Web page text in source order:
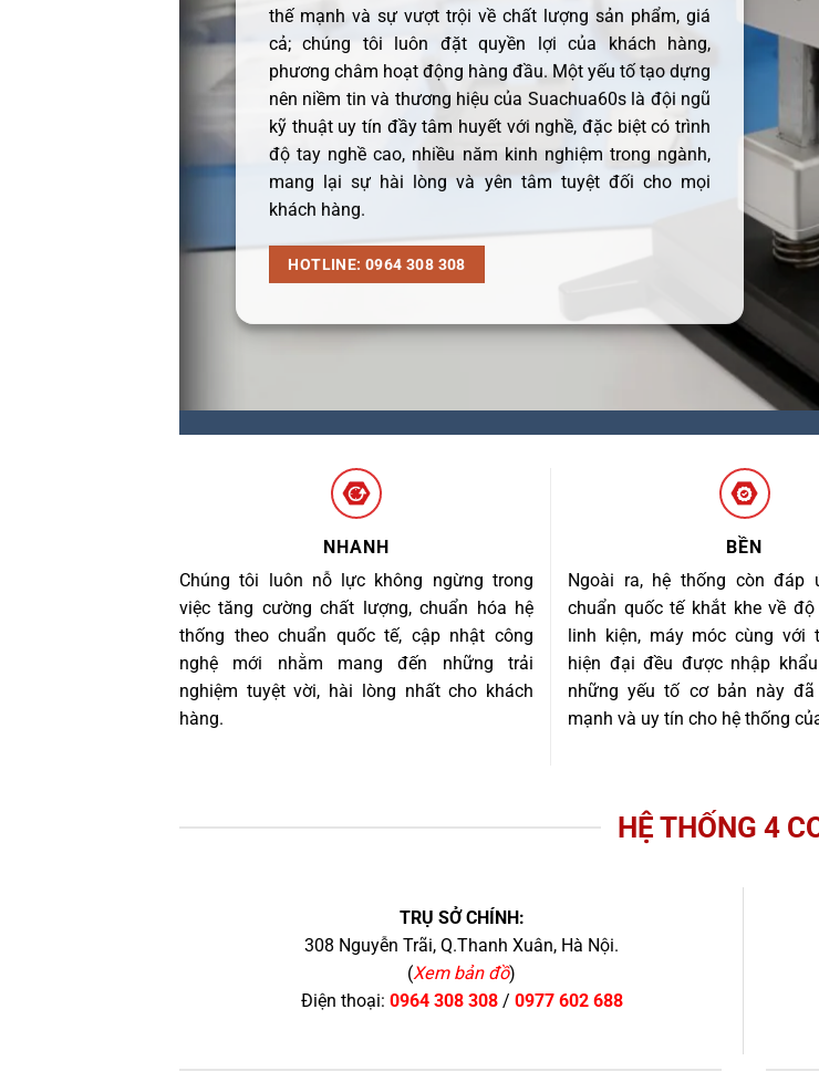
thế mạnh và sự vượt trội về chất lượng sản phẩm, giá
cả; chúng tôi luôn đặt quyền lợi của khách hàng,
phương châm hoạt động hàng đầu. Một yếu tố tạo dựng
nên niềm tin và thương hiệu của Suachua60s là đội ngũ
kỹ thuật uy tín đầy tâm huyết với nghề, đặc biệt có trình
độ tay nghề cao, nhiều năm kinh nghiệm trong ngành,
mang lại sự hài lòng và yên tâm tuyệt đối cho mọi
khách hàng.
HOTLINE: 0964 308 308
NHANH
Chúng tôi luôn nỗ lực không ngừng trong
việc tăng cường chất lượng, chuẩn hóa hệ
thống theo chuẩn quốc tế, cập nhật công
nghệ mới nhằm mang đến những trải
nghiệm tuyệt vời, hài lòng nhất cho khách
hàng.
BỀN
Ngoài ra, hệ thống còn đáp
chuẩn quốc tế khắt khe về
linh kiện, máy móc cùng với
hiện đại đều được nhập
những yếu tố cơ bản này
mạnh và uy tín cho hệ thống
HỆ THỐNG 4
TRỤ SỞ CHÍNH:
308 Nguyễn Trãi, Q.Thanh Xuân, Hà Nội.
(Xem bản đồ)
Điện thoại: 0964 308 308/ 0977 602 688